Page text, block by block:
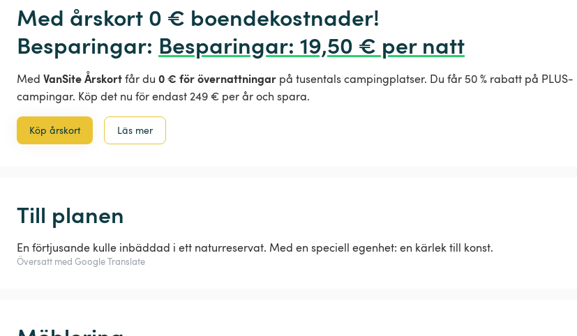
Med årskort 0 € boendekostnader!
Besparingar: Besparingar: 19,50 € per natt
Med VanSite Årskortfår du 0 € för övernattningar på tusentals campingplatser. Du får 50 % rabatt på PLUS-
campingar. Köp det nu för endast 249 € per år och spara.
Köp årskort Läs mer
Till planen
En förtjusande kulle inbäddad i ett naturreservat. Med en speciell egenhet: en kärlek till konst.
Översatt med Google Translate